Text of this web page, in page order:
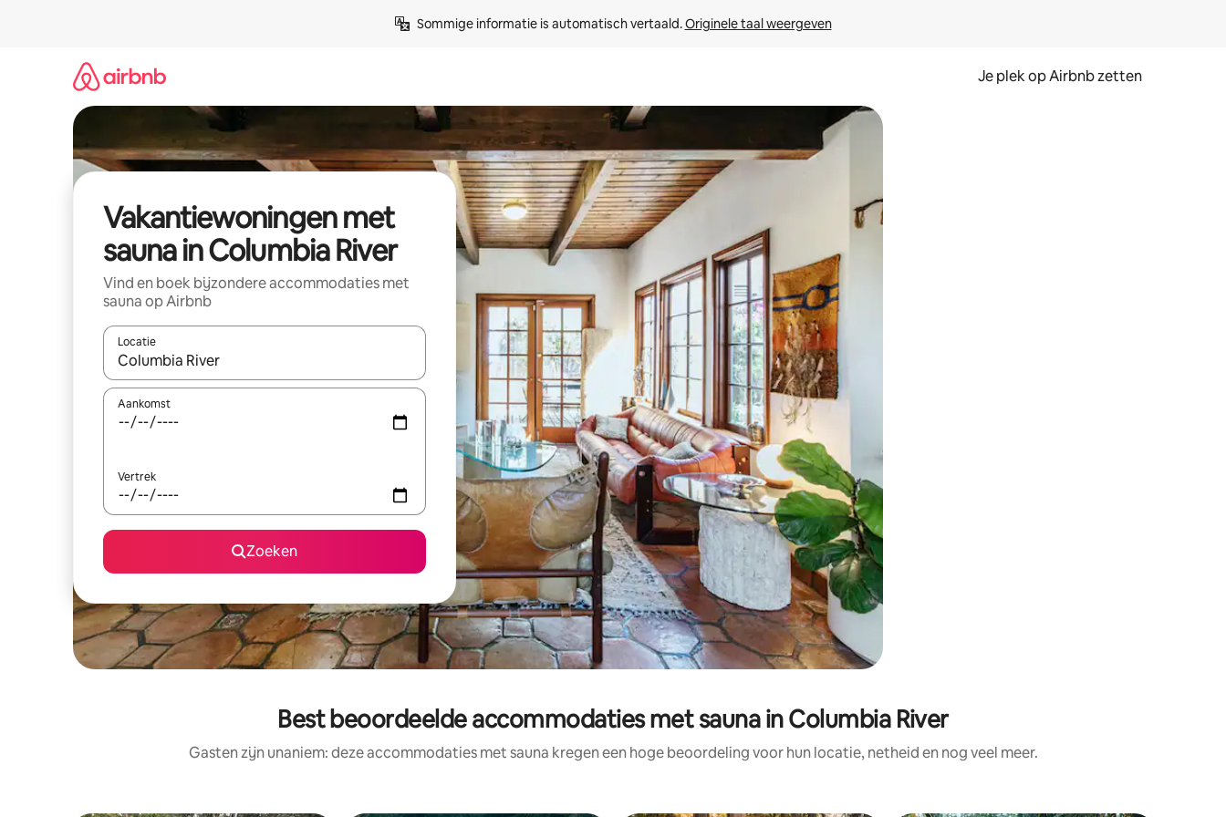
Sommige informatie is automatisch vertaald. Originele taal weergeven
Je plek op Airbnb zetten
Vakantiewoningen met
sauna in Columbia River
Vind en boek bijzondere accommodaties met
sauna op Airbnb
Locatie
Wanneer er resultaten beschikbaar zijn, maak je een keuze met je de pijltjestoetsen omhoog en omlaag, óf door te tikken of swipen.
Aankomst
Vertrek
Zoeken
Best beoordeelde accommodaties met sauna in Columbia River
Gasten zijn unaniem: deze accommodaties met sauna kregen een hoge beoordeling voor hun locatie, netheid en nog veel meer.